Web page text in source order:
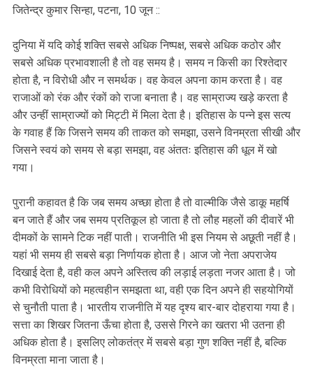
जितेन्द्र कुमार सिन्हा, पटना, 10 जून ::
दुनिया में यदि कोई शक्ति सबसे अधिक निष्पक्ष, सबसे अधिक कठोर और
सबसे अधिक प्रभावशाली है तो वह समय है। समय न किसी का रिश्तेदार
होता है, न विरोधी और न समर्थक। वह केवल अपना काम करता है। वह
राजाओं को रंक और रंकों को राजा बनाता है। वह साम्राज्य खड़े करता है
और उन्हीं साम्राज्यों को मिट्टी में मिला देता है। इतिहास के पन्ने इस सत्य
के गवाह हैं कि जिसने समय की ताकत को समझा, उसने विनम्रता सीखी और
जिसने स्वयं को समय से बड़ा समझा, वह अंततः इतिहास की धूल में खो
गया।
पुरानी कहावत है कि जब समय अच्छा होता है तो वाल्मीकि जैसे डाकू महर्षि
बन जाते हैं और जब समय प्रतिकूल हो जाता है तो लौह महलों की दीवारें भी
दीमकों के सामने टिक नहीं पाती। राजनीति भी इस नियम से अछूती नहीं है।
यहां भी समय ही सबसे बड़ा निर्णायक होता है। आज जो नेता अपराजेय
दिखाई देता है, वही कल अपने अस्तित्व की लड़ाई लड़ता नजर आता है। जो
कभी विरोधियों को महत्वहीन समझता था, वही एक दिन अपने ही सहयोगियों
से चुनौती पाता है। भारतीय राजनीति में यह दृश्य बार-बार दोहराया गया है।
सत्ता का शिखर जितना ऊँचा होता है, उससे गिरने का खतरा भी उतना ही
अधिक होता है। इसलिए लोकतंत्र में सबसे बड़ा गुण शक्ति नहीं है, बल्कि
विनम्रता माना जाता है।